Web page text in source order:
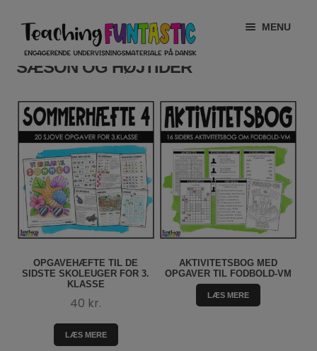
Spring
navigation
Spring
indhold
MENU
CHILD
MENU
MIN KONTO
GRATISMATERIALE
EXPAND
CHILD
MENU
BUTIK
LICENSER
EXPAND
MENU
FONTE
SÆSON OG HØJTIDER
OPGAVEHÆFTE TIL DE
SIDSTE SKOLEUGER FOR 3.
KLASSE
40 kr.
LÆS MERE
AKTIVITETSBOG MED
OPGAVER TIL FODBOLD-VM
LÆS MERE